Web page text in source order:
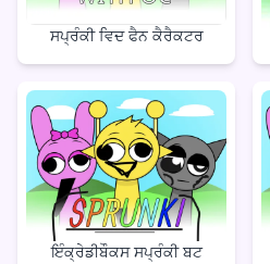
ਸਪ੍ਰੰਕੀ ਵਿਦ ਫੈਨ ਕੈਰੈਕਟਰ
ਇੰਕ੍ਰੇਡੀਬੌਕਸ ਸਪ੍ਰੰਕੀ ਬਟ